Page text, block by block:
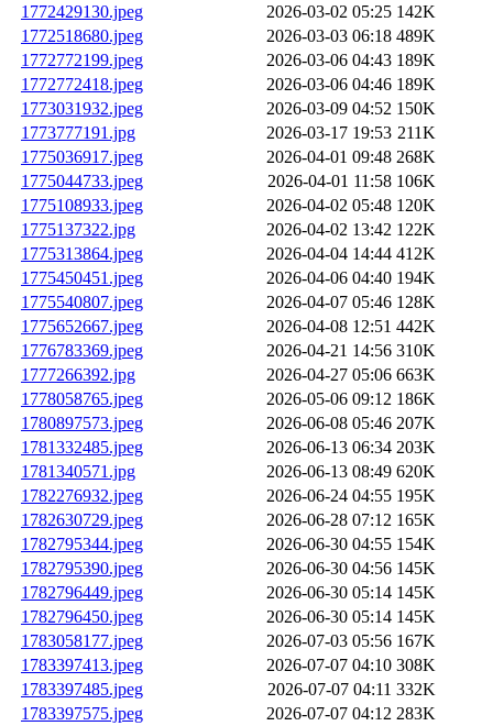
1772429130.jpeg
2026-03-02 05:25 142K
1772518680.jpeg
2026-03-03 06:18 489K
1772772199.jpeg
2026-03-06 04:43 189K
1772772418.jpeg
2026-03-06 04:46 189K
1773031932.jpeg
2026-03-09 04:52 150K
1773777191.jpg
2026-03-17 19:53 211K
1775036917.jpeg
2026-04-01 09:48 268K
1775044733.jpeg
2026-04-01 11:58 106K
1775108933.jpeg
2026-04-02 05:48 120K
1775137322.jpg
2026-04-02 13:42 122K
1775313864.jpeg
2026-04-04 14:44 412K
1775450451.jpeg
2026-04-06 04:40 194K
1775540807.jpeg
2026-04-07 05:46 128K
1775652667.jpeg
2026-04-08 12:51 442K
1776783369.jpeg
2026-04-21 14:56 310K
1777266392.jpg
2026-04-27 05:06 663K
1778058765.jpeg
2026-05-06 09:12 186K
1780897573.jpeg
2026-06-08 05:46 207K
1781332485.jpeg
2026-06-13 06:34 203K
1781340571.jpg
2026-06-13 08:49 620K
1782276932.jpeg
2026-06-24 04:55 195K
1782630729.jpeg
2026-06-28 07:12 165K
1782795344.jpeg
2026-06-30 04:55 154K
1782795390.jpeg
2026-06-30 04:56 145K
1782796449.jpeg
2026-06-30 05:14 145K
1782796450.jpeg
2026-06-30 05:14 145K
1783058177.jpeg
2026-07-03 05:56 167K
1783397413.jpeg
2026-07-07 04:10 308K
1783397485.jpeg
2026-07-07 04:11 332K
1783397575.jpeg
2026-07-07 04:12 283K